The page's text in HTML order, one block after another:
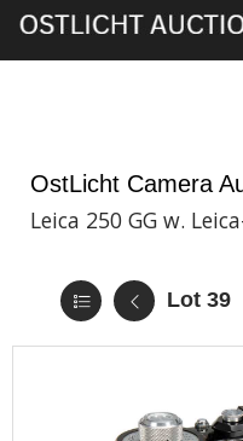
OstLicht Camera
Leica 250 GG w.
Lot 39